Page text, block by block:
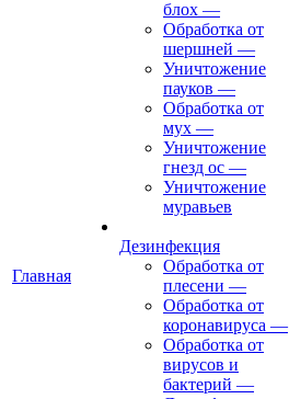
Главная
блох —
Обработка от
шершней —
Уничтожение
пауков —
Обработка от
мух —
Уничтожение
гнезд ос —
Уничтожение
муравьев
Дезинфекция
Обработка от
плесени —
Обработка от
коронавируса —
Обработка от
вирусов и
бактерий —